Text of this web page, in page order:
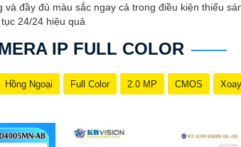
đầy đủ màu sắc ngay cả trong điều kiện thiếu
24/24 hiệu quả
IP FULL COLOR
Hồng Ngoại Full Color 2.0 MP CMOS